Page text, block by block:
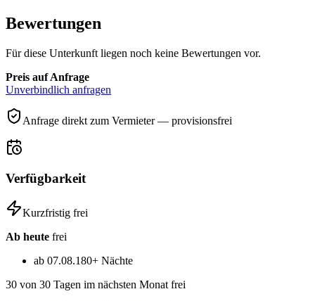
Bewertungen
Für diese Unterkunft liegen noch keine Bewertungen vor.
Preis auf Anfrage
Unverbindlich anfragen
Anfrage direkt zum Vermieter — provisionsfrei
Verfügbarkeit
Kurzfristig frei
Ab heute frei
ab 07.08.180+ Nächte
30 von 30 Tagen im nächsten Monat frei